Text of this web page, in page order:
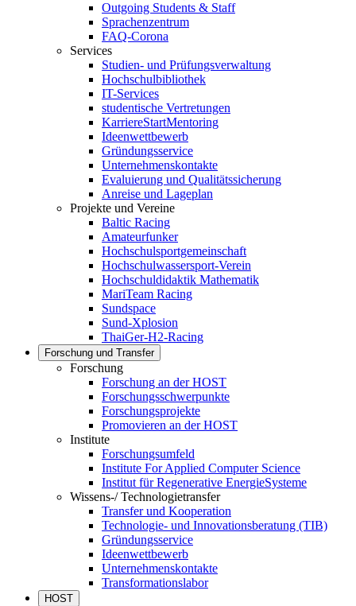
Outgoing Students & Staff
Sprachenzentrum
FAQ-Corona
Services
Studien- und Prüfungsverwaltung
Hochschulbibliothek
IT-Services
studentische Vertretungen
KarriereStartMentoring
Ideenwettbewerb
Gründungsservice
Unternehmenskontakte
Evaluierung und Qualitätssicherung
Anreise und Lageplan
Projekte und Vereine
Baltic Racing
Amateurfunker
Hochschulsportgemeinschaft
Hochschulwassersport-Verein
Hochschuldidaktik Mathematik
MariTeam Racing
Sundspace
Sund-Xplosion
ThaiGer-H2-Racing
Forschung und Transfer
Forschung
Forschung an der HOST
Forschungsschwerpunkte
Forschungsprojekte
Promovieren an der HOST
Institute
Forschungsumfeld
Institute For Applied Computer Science
Institut für Regenerative EnergieSysteme
Wissens-/ Technologietransfer
Transfer und Kooperation
Technologie- und Innovationsberatung (TIB)
Gründungsservice
Ideenwettbewerb
Unternehmenskontakte
Transformationslabor
HOST